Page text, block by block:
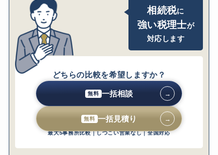
相続税に
強い税理士が
対応します
どちらの比較を希望しますか？
無料 一括見積り →
無料 一括相談 →
最大5事務所比較｜しつこい営業なし｜全国対応
Q. 複数の子供がいる場合、均等に分割する
のが最も公平で節税効果も高いですか？
Q. 遺産分割協議書は必ず作成しなければな
りませんか？
Q. 配偶者が全ての財産を相続して、二次相
るべきですか？
Q. 子供の一部が相続税申告期限までに遺産
分割に同意しない場合、どうなりますか？
Q. 複数の子供がいる場合、生前贈与はどの
子供にいくら贈与するのが最適ですか？
まとめ｜複数の子供がいる相続税対策の重要
なポイント